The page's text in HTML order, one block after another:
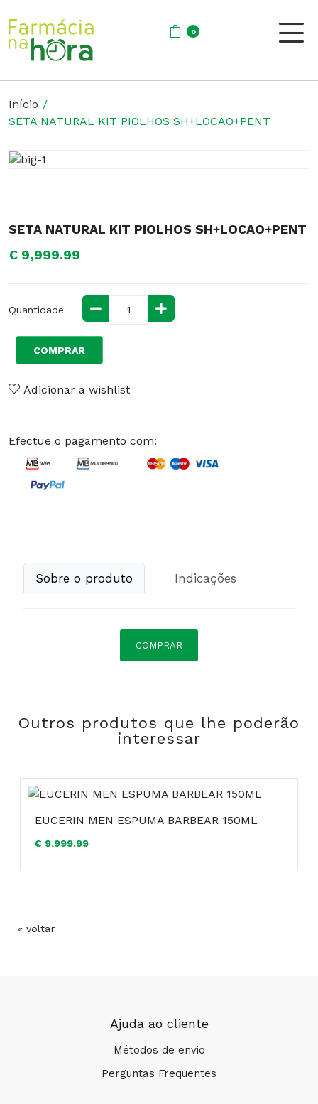
0
Início
SETA NATURAL KIT PIOLHOS SH+LOCAO+PENT
SETA NATURAL KIT PIOLHOS SH+LOCAO+PENT
€ 9,999.99
Quantidade
COMPRAR
Adicionar a wishlist
Efectue o pagamento com:
Sobre o produto Indicações
COMPRAR
COMPRAR
Outros produtos que lhe poderão
interessar
EUCERIN MEN ESPUMA BARBEAR 150ML
€ 9,999.99
« voltar
Ajuda ao cliente
Métodos de envio
Perguntas Frequentes